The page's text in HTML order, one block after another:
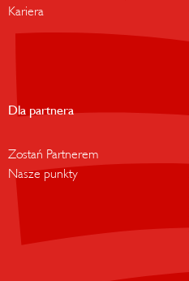
Kariera
Dla partnera
Zostań Partnerem
Nasze punkty